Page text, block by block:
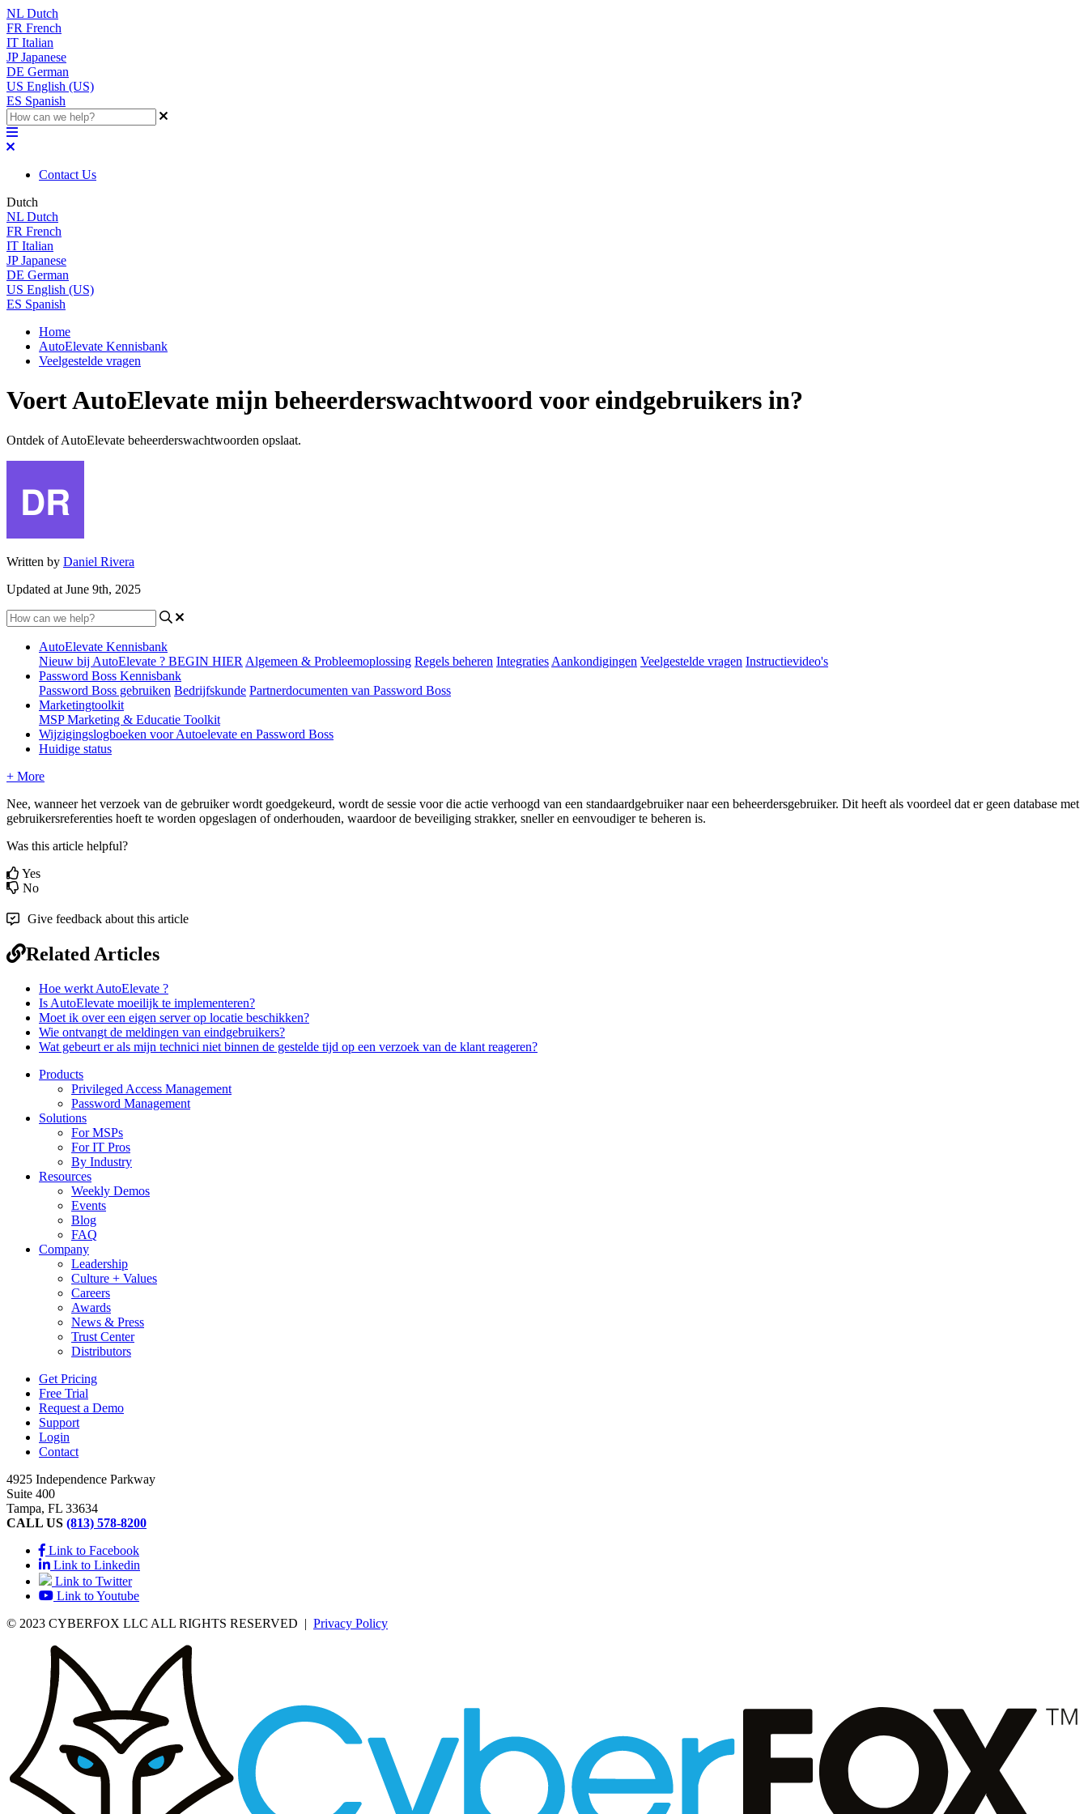
NL Dutch
FR French
IT Italian
JP Japanese
DE German
US English (US)
ES Spanish
Contact Us
Dutch
NL Dutch
FR French
IT Italian
JP Japanese
DE German
US English (US)
ES Spanish
Home
AutoElevate Kennisbank
Veelgestelde vragen
Voert AutoElevate mijn beheerderswachtwoord voor eindgebruikers in?
Ontdek of AutoElevate beheerderswachtwoorden opslaat.
Written by Daniel Rivera
Updated at June 9th, 2025
AutoElevate Kennisbank
Nieuw bij AutoElevate ? BEGIN HIER Algemeen & Probleemoplossing Regels beheren Integraties Aankondigingen Veelgestelde vragen Instructievideo's
Password Boss Kennisbank
Password Boss gebruiken Bedrijfskunde Partnerdocumenten van Password Boss
Marketingtoolkit
MSP Marketing & Educatie Toolkit
Wijzigingslogboeken voor Autoelevate en Password Boss
Huidige status
+ More
Nee, wanneer het verzoek van de gebruiker wordt goedgekeurd, wordt de sessie voor die actie verhoogd van een standaardgebruiker naar een beheerdersgebruiker. Dit heeft als voordeel dat er geen database met
gebruikersreferenties hoeft te worden opgeslagen of onderhouden, waardoor de beveiliging strakker, sneller en eenvoudiger te beheren is.
Was this article helpful?
Yes
No
Give feedback about this article
Related Articles
Hoe werkt AutoElevate ?
Is AutoElevate moeilijk te implementeren?
Moet ik over een eigen server op locatie beschikken?
Wie ontvangt de meldingen van eindgebruikers?
Wat gebeurt er als mijn technici niet binnen de gestelde tijd op een verzoek van de klant reageren?
Products
Privileged Access Management
Password Management
Solutions
For MSPs
For IT Pros
By Industry
Resources
Weekly Demos
Events
Blog
FAQ
Company
Leadership
Culture + Values
Careers
Awards
News & Press
Trust Center
Distributors
Get Pricing
Free Trial
Request a Demo
Support
Login
Contact
4925 Independence Parkway
Suite 400
Tampa, FL 33634
CALL US (813) 578-8200
Link to Facebook
Link to Linkedin
Link to Twitter
Link to Youtube
© 2023 CYBERFOX LLC ALL RIGHTS RESERVED | Privacy Policy